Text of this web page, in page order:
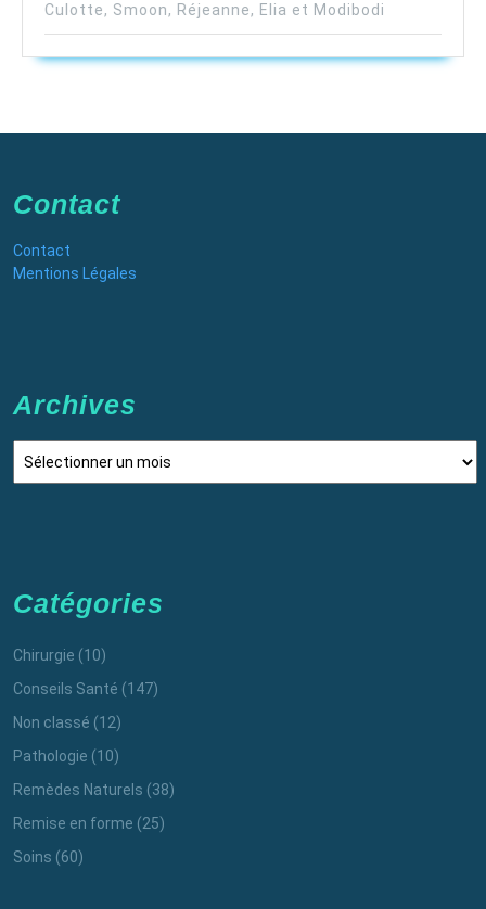
Culotte, Smoon, Réjeanne, Elia et Modibodi
Contact
Contact
Mentions Légales
Archives
Catégories
Chirurgie (10)
Conseils Santé (147)
Non classé (12)
Pathologie (10)
Remèdes Naturels (38)
Remise en forme (25)
Soins (60)